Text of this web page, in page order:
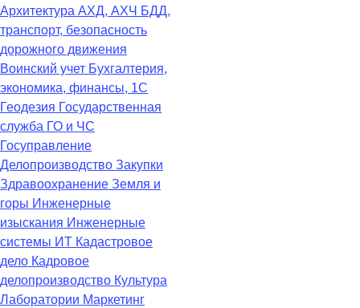
Архитектура АХД, АХЧ БДД,
транспорт, безопасность
дорожного движения
Воинский учет Бухгалтерия,
экономика, финансы, 1С
Геодезия Государственная
служба ГО и ЧС
Госуправление
Делопроизводство Закупки
Здравоохранение Земля и
горы Инженерные
изыскания Инженерные
системы ИТ Кадастровое
дело Кадровое
делопроизводство Культура
Лаборатории Маркетинг